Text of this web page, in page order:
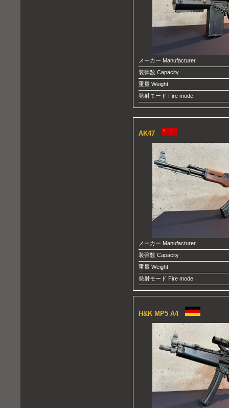
メーカー Manufacturer
装弾数 Capacity
重量 Weight
発射モード Fire mode
AK47
メーカー Manufacturer
装弾数 Capacity
重量 Weight
発射モード Fire mode
H&K MP5 A4